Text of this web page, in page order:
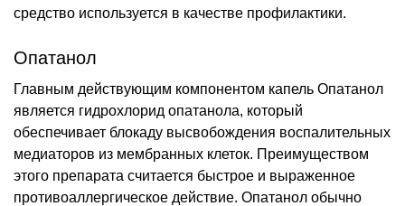
средство используется в качестве профилактики.
Опатанол
Главным действующим компонентом капель Опатанол
является гидрохлорид опатанола, который
обеспечивает блокаду высвобождения воспалительных
медиаторов из мембранных клеток. Преимуществом
этого препарата считается быстрое и выраженное
противоаллергическое действие. Опатанол обычно